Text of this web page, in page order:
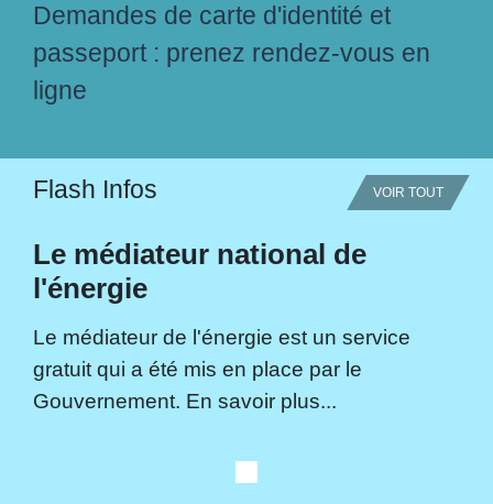
Demandes de carte d'identité et
passeport : prenez rendez-vous en
ligne
Flash Infos VOIR TOUT
Le médiateur national de
l'énergie
Le médiateur de l'énergie est un service
gratuit qui a été mis en place par le
Gouvernement. En savoir plus...